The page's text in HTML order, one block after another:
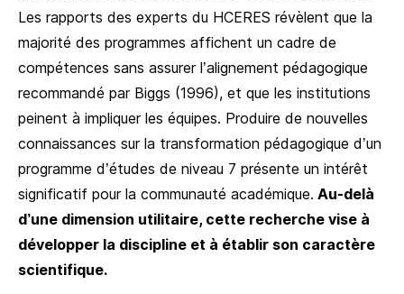
Les rapports des experts du HCERES révèlent que la
majorité des programmes affichent un cadre de
compétences sans assurer l’alignement pédagogique
recommandé par Biggs (1996), et que les institutions
peinent à impliquer les équipes. Produire de nouvelles
connaissances sur la transformation pédagogique d’un
programme d’études de niveau 7 présente un intérêt
significatif pour la communauté académique. Au-delà
d’une dimension utilitaire, cette recherche vise à
développer la discipline et à établir son caractère
scientifique.